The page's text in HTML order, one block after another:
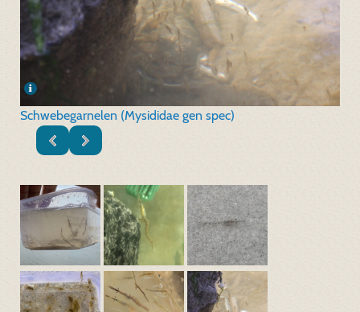
Schwebegarnelen (Mysididae gen spec)